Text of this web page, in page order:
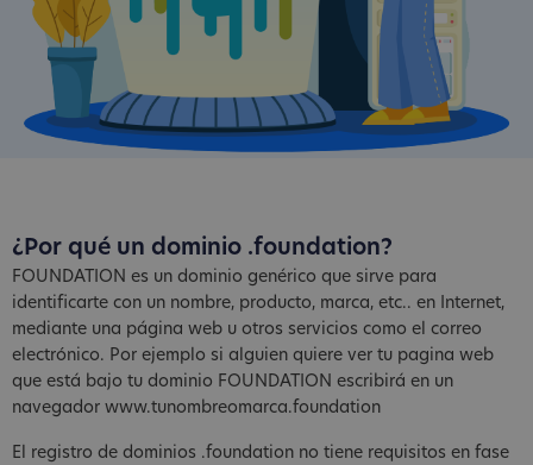
¿Por qué un dominio .foundation?
FOUNDATION es un dominio genérico que sirve para
identificarte con un nombre, producto, marca, etc.. en Internet,
mediante una página web u otros servicios como el correo
electrónico. Por ejemplo si alguien quiere ver tu pagina web
que está bajo tu dominio FOUNDATION escribirá en un
navegador www.tunombreomarca.foundation
El registro de dominios .foundation no tiene requisitos en fase